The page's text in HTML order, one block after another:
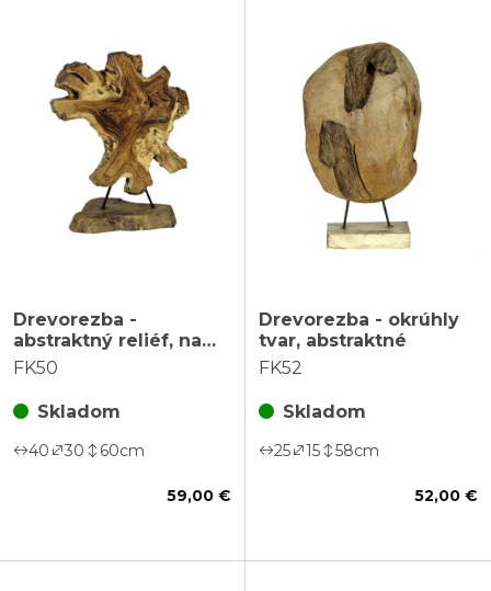
Drevorezba -
abstraktný reliéf, na
podstavci
FK50
Skladom
40 30 60cm
59,00 €
Drevorezba - okrúhly
tvar, abstraktné
FK52
Skladom
25 15 58cm
52,00 €